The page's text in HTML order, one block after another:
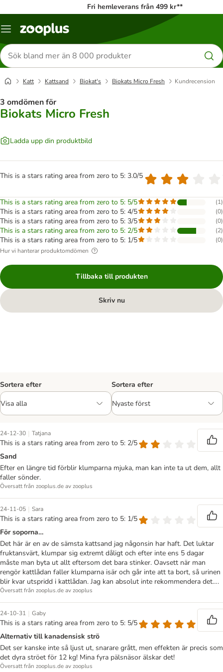
Fri hemleverans från 499 kr**
Katalogmeny
Sök
efter
produkter
Katt Kattsand Biokat's Biokats Micro Fresh Kundrecension
3 omdömen för
Biokats Micro Fresh
Ladda upp din produktbild
This is a stars rating area from zero to 5: 3.0/5
This is a stars rating area from zero to 5: 5/5 (1)
This is a stars rating area from zero to 5: 4/5 (0)
This is a stars rating area from zero to 5: 3/5 (0)
This is a stars rating area from zero to 5: 2/5 (2)
This is a stars rating area from zero to 5: 1/5 (0)
Hur vi hanterar produktomdömen
Tillbaka till produkten
Skriv nu
Sortera efter Sortera efter
24-12-30 | Tatjana
This is a stars rating area from zero to 5: 2/5
Sand
Efter en längre tid förblir klumparna mjuka, man kan inte ta ut dem, allt
faller sönder.
Översatt från zooplus.de av zooplus
24-11-05 | Sara
This is a stars rating area from zero to 5: 1/5
För soporna…
Det här är en av de sämsta kattsand jag någonsin har haft. Det luktar
fruktansvärt, klumpar sig extremt dåligt och efter inte ens 5 dagar
måste man byta ut allt eftersom det bara stinker. Oavsett när man
rengör kattlådan faller klumparna isär och går inte att ta bort, så urinen
blir kvar utspridd i kattlådan. Jag kan absolut inte rekommendera det….
Översatt från zooplus.de av zooplus
24-10-31 | Gaby
This is a stars rating area from zero to 5: 5/5
Alternativ till kanadensisk strö
Det ser kanske inte så ljust ut, snarare grått, men effekten är precis som
det dyra ströet för 12 kg! Mina fyra pälsnäsor älskar det!
Översatt från zooplus.de av zooplus